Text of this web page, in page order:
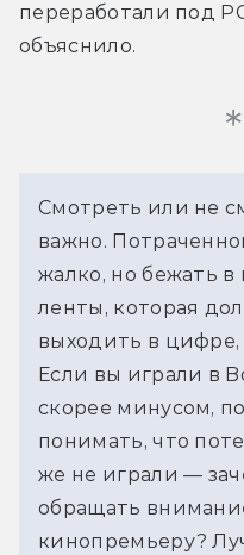
переработали под
объяснило.
Смотреть или не
важно.
жалко, но бежать
ленты, которая
выходить в цифре,
Если вы играли в
скорее минусом,
понимать, что
же не играли —
обращать
кинопремьеру?